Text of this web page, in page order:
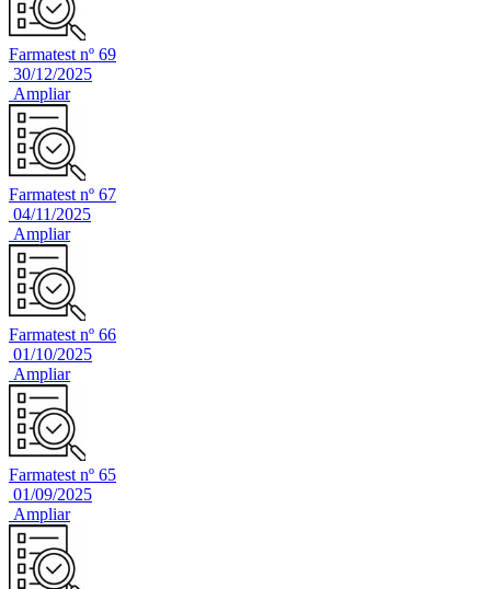
Farmatest nº 69
30/12/2025
Ampliar
Farmatest nº 67
04/11/2025
Ampliar
Farmatest nº 66
01/10/2025
Ampliar
Farmatest nº 65
01/09/2025
Ampliar